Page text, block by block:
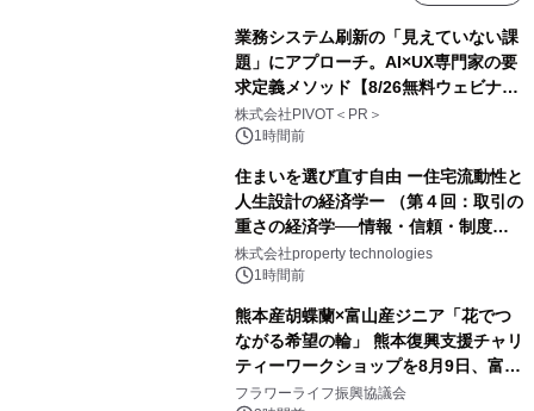
業務システム刷新の「見えていない課
題」にアプローチ。AI×UX専門家の要
求定義メソッド【8/26無料ウェビナ
ー】株式会社PIVOT
株式会社PIVOT＜PR＞
1時間前
住まいを選び直す自由 ー住宅流動性と
人生設計の経済学ー （第４回：取引の
重さの経済学──情報・信頼・制度を
PropTechはどう組み替えるか）｜
PropTech-Lab
株式会社property technologies
1時間前
熊本産胡蝶蘭×富山産ジニア「花でつ
ながる希望の輪」 熊本復興支援チャリ
ティーワークショップを8月9日、富
山・射水で開催
フラワーライフ振興協議会